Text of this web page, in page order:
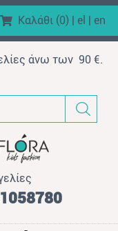
Καλάθι (0) | el | en
άνω των 90 €.